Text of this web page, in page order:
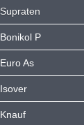
Supraten
Bonikol P
Euro As
Isover
Knauf